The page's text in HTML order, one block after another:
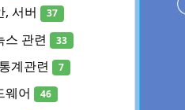
, 서버 37
스 관련 33
계관련 7
웨어 46